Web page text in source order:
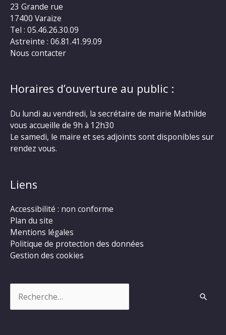
23 Grande rue
17400 Varaize
Tel : 05.46.26.30.09
Astreinte : 06.81.41.99.09
Nous contacter
Horaires d’ouverture au public :
Du lundi au vendredi, la secrétaire de mairie Mathilde
vous accueille de 9h à 12h30
Le samedi, le maire et ses adjoints sont disponibles sur
rendez vous.
Liens
Accessibilité : non conforme
Plan du site
Mentions légales
Politique de protection des données
Gestion des cookies